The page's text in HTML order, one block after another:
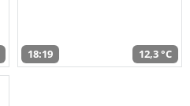
18:19 12,3 °C